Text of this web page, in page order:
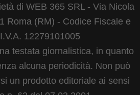
di WEB 365 SRL - Via Nicola
Roma (RM) - Codice Fiscale e
12279101005
testata giornalistica, in quanto
alcuna periodicità. Non può
un prodotto editoriale ai sensi